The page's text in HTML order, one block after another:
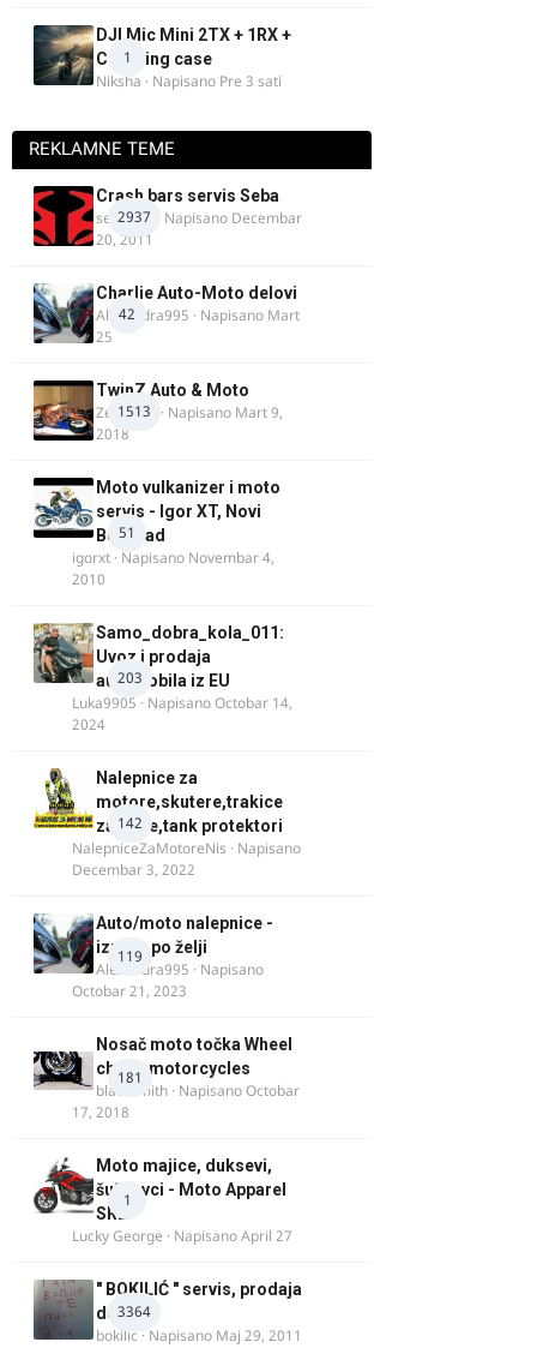
1
DJI Mic Mini 2TX + 1RX +
Charging case
Niksha · Napisano Pre 3 sati
REKLAMNE TEME
2937
Crash bars servis Seba
seba011 · Napisano Decembar
20, 2011
42
Charlie Auto-Moto delovi
Alexandra995 · Napisano Mart
25
1513
TwinZ Auto & Moto
Zeljkamp · Napisano Mart 9,
2018
51
Moto vulkanizer i moto
servis - Igor XT, Novi
Beograd
igorxt · Napisano Novembar 4,
2010
203
Samo_dobra_kola_011:
Uvoz i prodaja
automobila iz EU
Luka9905 · NapisanoOctobar 14,
2024
142
Nalepnice za
motore,skutere,trakice
za felne,tank protektori
NalepniceZaMotoreNis · Napisano
Decembar 3, 2022
119
Auto/moto nalepnice -
izrada po želji
Alexandra995 · Napisano
Octobar 21, 2023
181
Nosač moto točka Wheel
chock motorcycles
blacksmith · NapisanoOctobar
17, 2018
1
Moto majice, duksevi,
šuškavci - Moto Apparel
SRB
Lucky George · NapisanoApril 27
3364
" BOKILIĆ " servis, prodaja
delova
bokilic · Napisano Maj 29, 2011